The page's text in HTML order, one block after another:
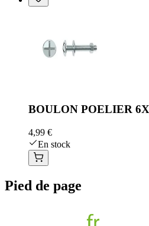
BOULON POELIER
4,99 €
En stock
Pied de page